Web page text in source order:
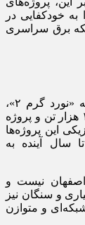
خودکفایی در
برق سراسری
خسروانی‌پور به پروژه‌های بزرگ شرکت از جمله «نورد گرم ۲»،
احداث خط تولید ورق رنگی با ظرفیت سالانه ۱۲۰ هزار تن و پروژه
این پروژه‌ها
تا سال آینده به
اصفهان نیست و
و سنگان نیز
و متوازن